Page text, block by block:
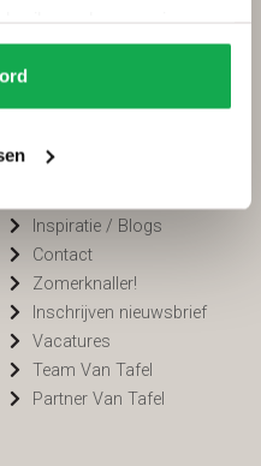
Privacy
Winkelen bij
Inspiratie / Blogs
Contact
Zomerknaller!
Inschrijven nieuwsbrief
Vacatures
Team Van Tafel
Partner Van Tafel